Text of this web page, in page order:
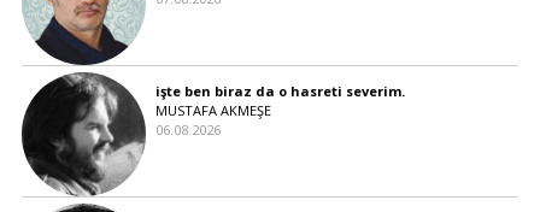
işte ben biraz da o hasreti severim.
MUSTAFA AKMEŞE
06.08.2026